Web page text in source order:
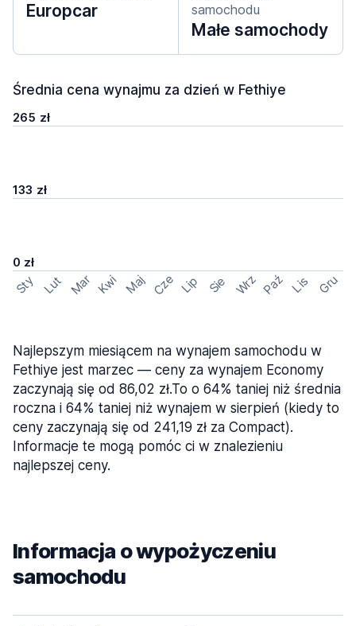
Europcar
samochodu
Małe samochody
Średnia cena wynajmu za dzień w Fethiye
265 zł
133 zł
0 zł
Sty Lut Mar Kwi Maj Cze Lip Sie Wrz Paź Lis Gru
Najlepszym miesiącem na wynajem samochodu w
Fethiye jest marzec — ceny za wynajem Economy
zaczynają się od 86,02 zł.To o 64% taniej niż średnia
roczna i 64% taniej niż wynajem w sierpień (kiedy to
ceny zaczynają się od 241,19 zł za Compact).
Informacje te mogą pomóc ci w znalezieniu
najlepszej ceny.
Informacja o wypożyczeniu
samochodu